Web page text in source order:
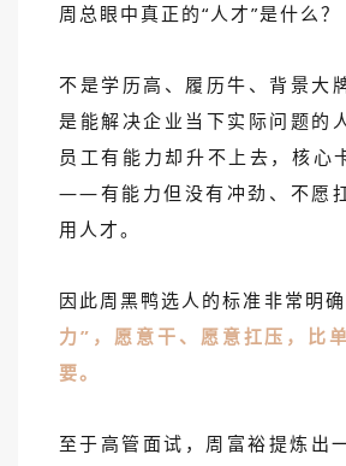
周总眼中真正的“人才”是什么？
不是学历高、履历牛、背景大
是能解决企业当下实际问题的
员工有能力却升不上去，核心
——有能力但没有冲劲、不愿
用人才。
因此周黑鸭选人的标准非常明确
力”，愿意干、愿意扛压，比
要。
至于高管面试，周富裕提炼出